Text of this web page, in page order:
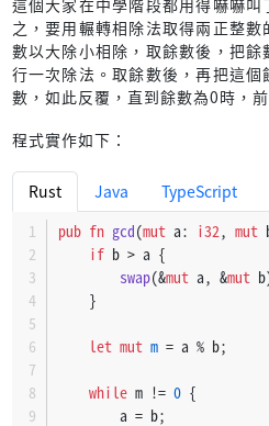
match a {
0 | 1 => {
if b >= 3 {
                result.
                result.
                a =
            }
                result.
return
            }
else {
            }
        }
            result.
push
if b ==
之，要用輾轉相除法取得兩正整
數以大除小相除，取餘數後，把
行一次除法。取餘數後，再把這
數，如此反覆，直到餘數為0時，
程式實作如下：
Rust Java TypeScript
pub fn gcd(mut a: i32, mut
if b > a {
swap(&mut a, &mut
    }
let mut m = a % b;
while m != 0 {
        a = b;